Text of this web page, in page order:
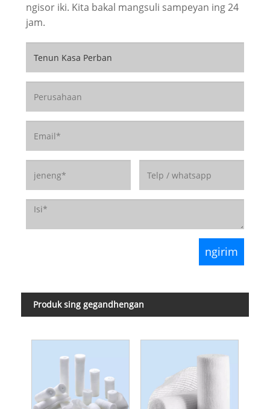
ngisor iki. Kita bakal mangsuli sampeyan ing 24
jam.
Produk sing gegandhengan